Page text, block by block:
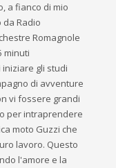
a fianco di mio
Radio
Romagnole
minuti
gli studi
di avventure
vi fossere grandi
per intraprendere
moto Guzzi che
lavoro. Questo
l'amore e la